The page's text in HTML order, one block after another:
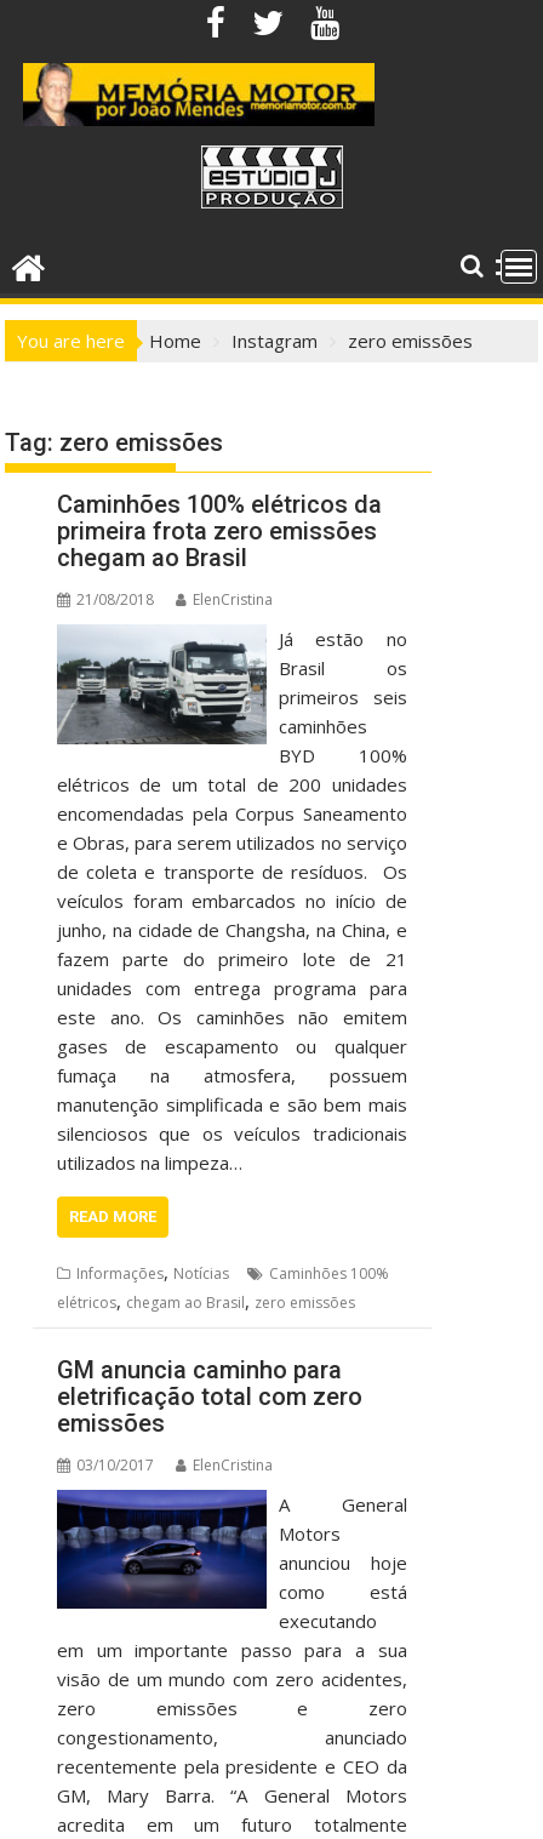
content
You are here Home Instagram zero emissões
Tag: zero emissões
Caminhões 100% elétricos da
primeira frota zero emissões
chegam ao Brasil
21/08/2018 ElenCristina
Já estão no
Brasil os
primeiros seis
caminhões
BYD 100%
elétricos de um total de 200 unidades
encomendadas pela Corpus Saneamento
e Obras, para serem utilizados no serviço
de coleta e transporte de resíduos. Os
veículos foram embarcados no início de
junho, na cidade de Changsha, na China, e
fazem parte do primeiro lote de 21
unidades com entrega programa para
este ano. Os caminhões não emitem
gases de escapamento ou qualquer
fumaça na atmosfera, possuem
manutenção simplificada e são bem mais
silenciosos que os veículos tradicionais
utilizados na limpeza…
READ MORE
Informações, Notícias
Caminhões 100%
elétricos, chegam ao Brasil, zero emissões
GM anuncia caminho para
eletrificação total com zero
emissões
03/10/2017 ElenCristina
A General
Motors
anunciou hoje
como está
executando
em um importante passo para a sua
visão de um mundo com zero acidentes,
zero emissões e zero
congestionamento, anunciado
recentemente pela presidente e CEO da
GM, Mary Barra. “A General Motors
acredita em um futuro totalmente